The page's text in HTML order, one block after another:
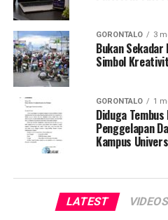
GORONTALO 3
Bukan
Simbol
GORONTALO 1
Diduga
Penggelapan
Kampus
LATEST